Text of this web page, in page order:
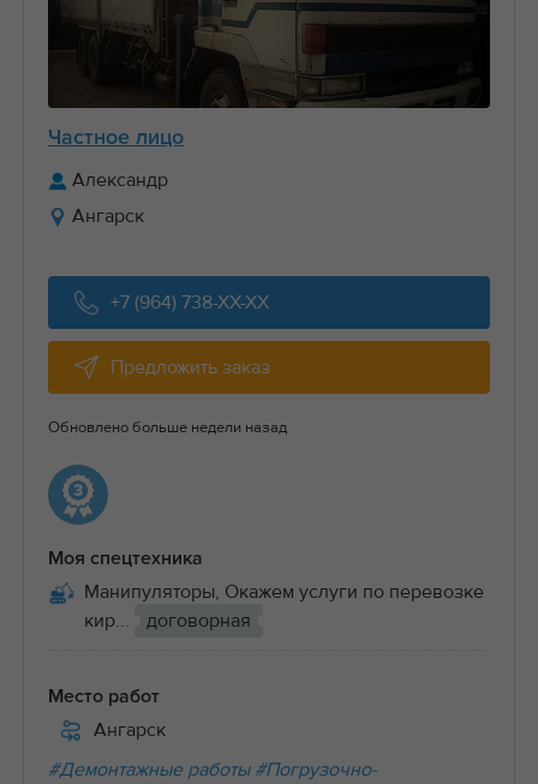
Частное лицо
Александр
Ангарск
+7 (964) 738-XX-XX
Предложить заказ
Обновлено больше недели назад
Моя спецтехника
Манипуляторы, Окажем услуги по перевозке
кир...
договорная
Место работ
Ангарск
#Демонтажные работы #Погрузочно-